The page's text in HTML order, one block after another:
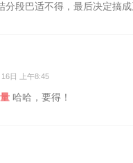
分段巴适不得，最后决定搞成
日 上午8:45
哈哈，要得！